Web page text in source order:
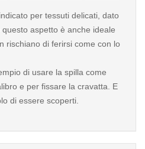
per tessuti delicati, dato
aspetto è anche ideale
rischiano di ferirsi come con lo
di usare la spilla come
e per fissare la cravatta. E
di essere scoperti.